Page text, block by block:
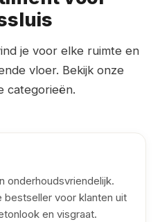
je voor elke ruimte en
vloer. Bekijk onze
categorieën.
onderhoudsvriendelijk.
bestseller voor klanten uit
en visgraat.